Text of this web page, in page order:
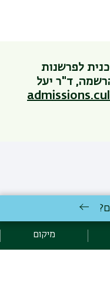
לפרשנות
ד"ר יעל
בין-תחומיים | אוניברסיטת
מיקום